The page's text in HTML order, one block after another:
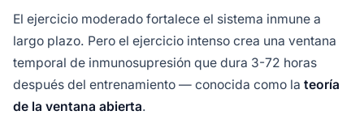
El ejercicio moderado fortalece el sistema inmune a
largo plazo. Pero el ejercicio intenso crea una ventana
temporal de inmunosupresión que dura 3-72 horas
después del entrenamiento — conocida como la teoría
de la ventana abierta.